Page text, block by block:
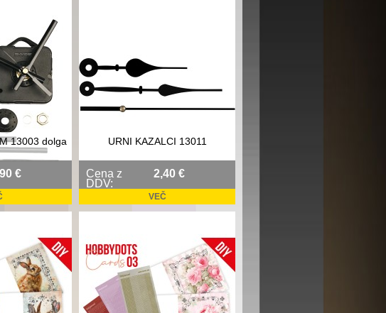
13003 dolga
€
URNI KAZALCI 13011
Cena z
DDV:
2,40 €
VEČ